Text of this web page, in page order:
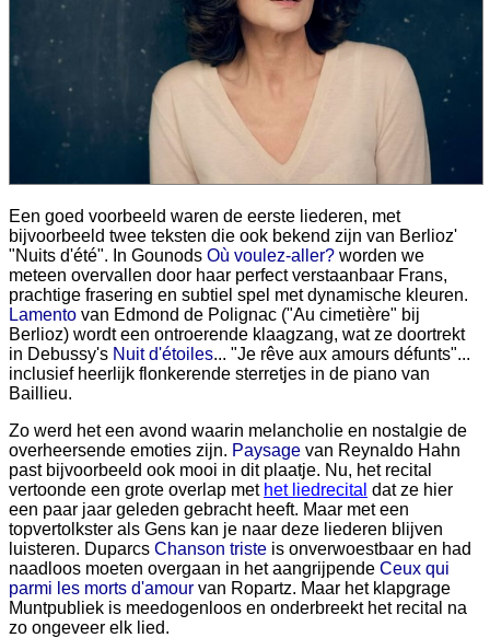
Een goed voorbeeld waren de eerste liederen, met
bijvoorbeeld twee teksten die ook bekend zijn van Berlioz'
"Nuits d'été". In Gounods Où voulez-aller? worden we
meteen overvallen door haar perfect verstaanbaar Frans,
prachtige frasering en subtiel spel met dynamische kleuren.
Lamento van Edmond de Polignac ("Au cimetière" bij
Berlioz) wordt een ontroerende klaagzang, wat ze doortrekt
in Debussy's Nuit d'étoiles... "Je rêve aux amours défunts"...
inclusief heerlijk flonkerende sterretjes in de piano van
Baillieu.
Zo werd het een avond waarin melancholie en nostalgie de
overheersende emoties zijn. Paysage van Reynaldo Hahn
past bijvoorbeeld ook mooi in dit plaatje. Nu, het recital
vertoonde een grote overlap met het liedrecital dat ze hier
een paar jaar geleden gebracht heeft. Maar met een
topvertolkster als Gens kan je naar deze liederen blijven
luisteren. Duparcs Chanson triste is onverwoestbaar en had
naadloos moeten overgaan in het aangrijpende Ceux qui
parmi les morts d'amour van Ropartz. Maar het klapgrage
Muntpubliek is meedogenloos en onderbreekt het recital na
zo ongeveer elk lied.